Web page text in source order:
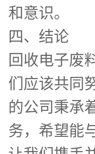
和意识。
四、结论
回收电子废
们应该共同
的公司秉承
务，希望能